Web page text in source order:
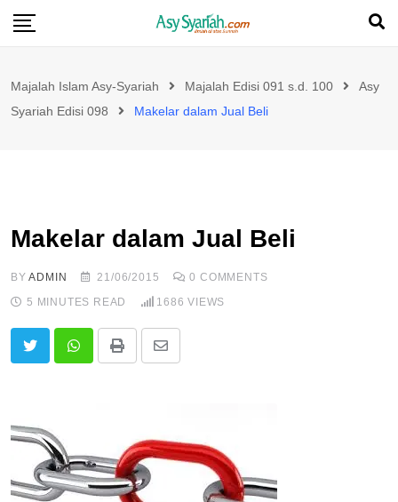
Skip
Majalah Islam Asy-Syariah Majalah Edisi 091 s.d. 100
Asy
Syariah Edisi 098
Makelar dalam Jual Beli
Makelar dalam Jual Beli
BYADMIN 21/06/2015 0 COMMENTS
5 MINUTES READ
1686 VIEWS
Print
Share